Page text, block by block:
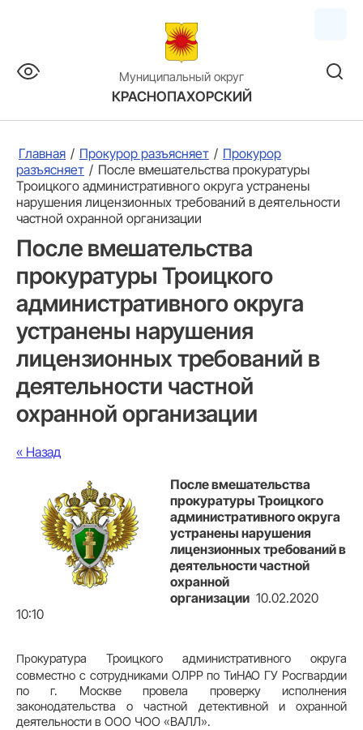
Муниципальный округ
КРАСНОПАХОРСКИЙ
Главная / Прокурор разъясняет / Прокурор
разъясняет / После вмешательства прокуратуры
Троицкого административного округа устранены
нарушения лицензионных требований в деятельности
частной охранной организации
После вмешательства
прокуратуры Троицкого
административного округа
устранены нарушения
лицензионных требований в
деятельности частной
охранной организации
« Назад
После вмешательства
прокуратуры Троицкого
административного округа
устранены нарушения
лицензионных требований в
деятельности частной
охранной
организации 10.02.2020
10:10
Прокуратура Троицкого административного округа
совместно с сотрудниками ОЛРР по ТиНАО ГУ Росгвардии
по г. Москве провела проверку исполнения
законодательства о частной детективной и охранной
деятельности в ООО ЧОО «ВАЛЛ».